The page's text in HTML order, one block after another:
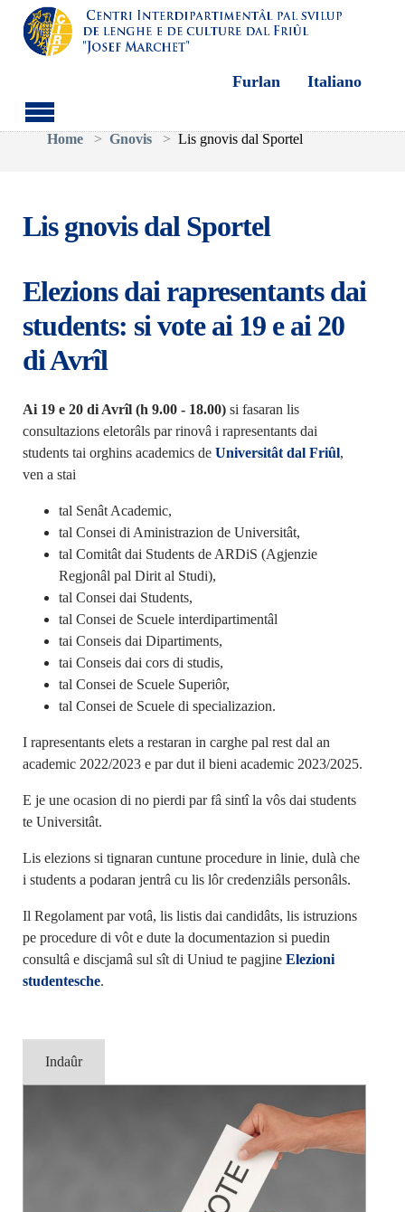
Aller au contenu principal
Furlan Italiano
Vous êtes ici:
Home
Gnovis Lis gnovis dal Sportel
Lis gnovis dal Sportel
Elezions dai rapresentants dai
students: si vote ai 19 e ai 20
di Avrîl
Ai 19 e 20 di Avrîl (h 9.00 - 18.00)si fasaran lis
consultazions eletorâls par rinovâ i rapresentants dai
students tai orghins academics de Universitât dal Friûl,
ven a stai
tal Senât Academic,
tal Consei di Aministrazion de Universitât,
tal Comitât dai Students de ARDiS (Agjenzie
Regjonâl pal Dirit al Studi),
tal Consei dai Students,
tal Consei de Scuele interdipartimentâl
tai Conseis dai Dipartiments,
tai Conseis dai cors di studis,
tal Consei de Scuele Superiôr,
tal Consei de Scuele di specializazion.
I rapresentants elets a restaran in carghe pal rest dal an
academic 2022/2023 e par dut il bieni academic 2023/2025.
E je une ocasion di no pierdi par fâ sintî la vôs dai students
te Universitât.
Lis elezions si tignaran cuntune procedure in linie, dulà che
i students a podaran jentrâ cu lis lôr credenziâls personâls.
Il Regolament par votâ, lis listis dai candidâts, lis istruzions
pe procedure di vôt e dute la documentazion si puedin
consultâ e discjamâ sul sît di Uniud te pagjine Elezioni
studentesche.
Indaûr